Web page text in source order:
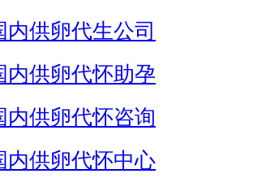
内供卵代生公司
内供卵代怀助孕
内供卵代怀咨询
内供卵代怀中心